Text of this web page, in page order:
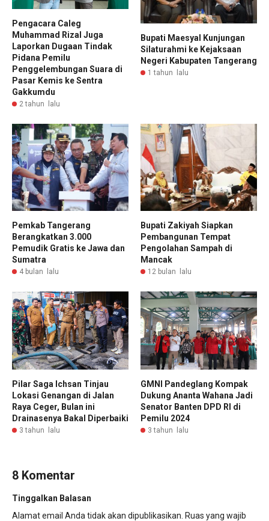
Pengacara Caleg
Muhammad Rizal Juga
Laporkan Dugaan Tindak
Pidana Pemilu
Penggelembungan Suara di
Pasar Kemis ke Sentra
Gakkumdu
2 tahun lalu
Bupati Maesyal Kunjungan
Silaturahmi ke Kejaksaan
Negeri Kabupaten Tangerang
1 tahun lalu
Pemkab Tangerang
Berangkatkan 3.000
Pemudik Gratis ke Jawa dan
Sumatra
4 bulan lalu
Bupati Zakiyah Siapkan
Pembangunan Tempat
Pengolahan Sampah di
Mancak
12 bulan lalu
Pilar Saga Ichsan Tinjau
Lokasi Genangan di Jalan
Raya Ceger, Bulan ini
Drainasenya Bakal Diperbaiki
3 tahun lalu
GMNI Pandeglang Kompak
Dukung Ananta Wahana Jadi
Senator Banten DPD RI di
Pemilu 2024
3 tahun lalu
8 Komentar
Tinggalkan Balasan
Alamat email Anda tidak akan dipublikasikan. Ruas yang wajib